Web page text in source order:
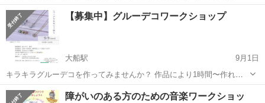
たままで手足を中心に動かすプログラムです。 久しぶりに運動する方
や、部分的に体を動かすことがしたい方におすすめです。 参加費500
円 終わったら、塩ムスビにてラン...
神奈川 鎌倉市 大船駅 ワークショップ ラテン音楽
【募集中】グルーデコワークショップ
大船駅
9月1日
キラキラグルーデコを作ってみませんか？ 作品により1時間〜作れま
す お好きな時間にご予約してお入りください✨️ ワンオーダー制になり
ます https://lin.ee/ATd8ifv4 公式LINEかInstagram...
神奈川 鎌倉市 大船駅 ワークショップ Instagram
障がいのある方のための音楽ワークショッ